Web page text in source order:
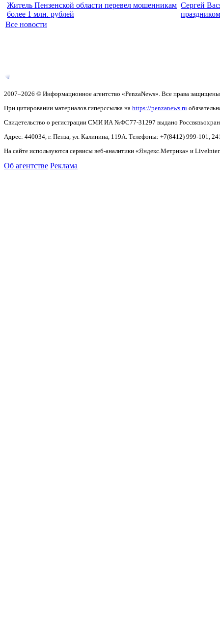
Житель Пензенской области перевел мошенникам
более 1 млн. рублей
Сергей
праздником
Все новости
2007–2026 © Информационное агентство «PenzaNews». Все права
При цитировании материалов гиперссылка на https://penzanews.ru
Свидетельство о регистрации СМИ ИА №ФС77-31297 выдано
Адрес: 440034, г. Пенза, ул. Калинина, 119А. Телефоны: +7(8412) 999-101,
На сайте используются сервисы веб-аналитики «Яндекс.Метрика» и
Об агентстве Реклама